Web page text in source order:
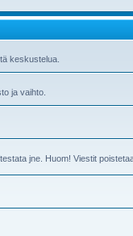
keskustelua.
ja vaihto.
jne. Huom! Viestit